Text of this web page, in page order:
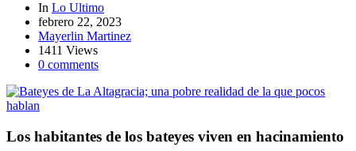
In Lo Ultimo
febrero 22, 2023
Mayerlin Martinez
1411 Views
0 comments
Los habitantes de los bateyes viven en hacinamiento